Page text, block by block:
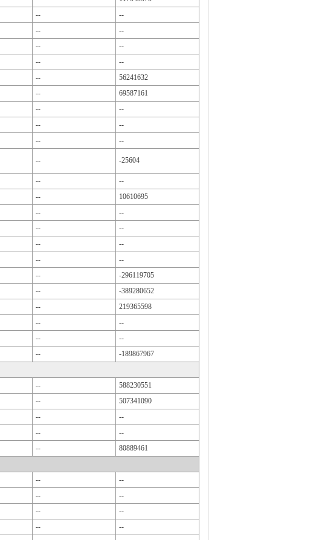
--
--
--
--
--
--
--
--
--
56241632
--
69587161
--
--
--
--
--
--
-- -25604
--
--
--
10610695
--
--
--
--
--
--
--
--
--
-296119705
--
-389280652
--
219365598
--
--
--
--
--
-189867967
--
588230551
--
507341090
--
--
--
--
--
80889461
--
--
--
--
--
--
--
--